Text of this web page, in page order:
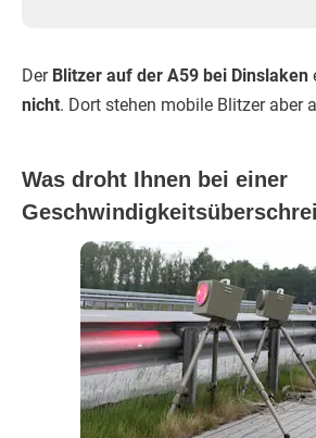
Der Blitzer auf der A59 bei Dinslaken
nicht. Dort stehen mobile Blitzer aber
Was droht Ihnen bei einer